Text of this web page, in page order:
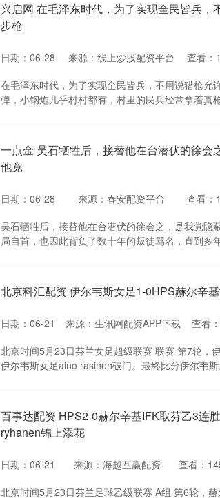
兴启网 在毛泽东时代，为了实现全民皆兵
步枪
日期：06-28 来源：线上炒股配资平台 查看：
在毛泽东时代，为了实现全民皆兵，不用说猎枪允
弹，小钢炮几乎村村都有，村里的民兵经常拿着真
一点金 吴石牺牲后，接替他在台潜伏的徐
他竟
日期：06-28 来源：春安配资平台 查看：
吴石牺牲后，接替他在台潜伏的徐会之，是我党隐
局自首，也因此背负了数十年的叛徒骂名，直到多
北京科汇配资 伊尔韦斯女足1-0HPS赫尔辛
日期：06-21 来源：生讯网配资APP下载 查看：
北京时间5月23日芬兰女足超级联赛 联赛 第7轮，
伊尔韦斯女足aino rasinen破门。最终比分伊尔韦
百事达配资 HPS2-0赫尔辛基IFK取芬乙3连
ryhanen锦上添花
日期：06-21 来源：海越互赢配资 查看：
北京时间5月23日芬兰足球乙级联赛 A组 第6轮，